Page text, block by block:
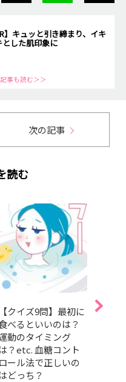
】キュッと引き締まり、イキ
とした肌印象に
事も読む＞＞
次の記事
読む
【クイズ9問】最初に
べるといいのは？
動のタイミング
は？etc. 血糖コント
ロール法で正しいの
はどっち？
夏を